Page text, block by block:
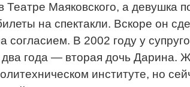
Театре Маяковского, а девушка
на спектакли. Вскоре он
согласием. В 2002 году у
года — вторая дочь Дарина.
институте, но